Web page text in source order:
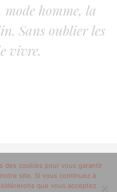
homme, la
Sans oublier les
vivre.
- blog lifestyle
droits réservés
des cookies pour vous garantir
site. Si vous continuez à
que vous acceptez